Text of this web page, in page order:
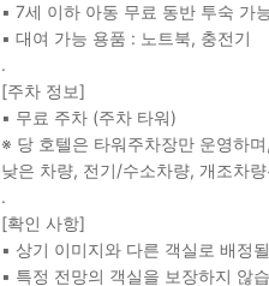
▪ 7세 이하 아동 무료 동반 투숙 가
▪ 대여 가능 용품 : 노트북, 충전기
.
[주차 정보]
▪ 무료 주차 (주차 타워)
※ 당 호텔은 타워주차장만 운영하
낮은 차량, 전기/수소차량, 개조차
.
[확인 사항]
▪ 상기 이미지와 다른 객실로 배정
▪ 특정 전망의 객실을 보장하지 않